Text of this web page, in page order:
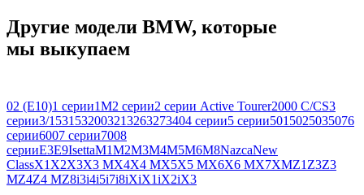
Другие модели BMW, которые
мы выкупаем
02 (E10)1 серии1M2 серии2 серии Active Tourer2000 C/CS3
серии3/1531532003213263273404 серии5 серии501 5025035076
серии6007 серии7008
серииE3E9IsettaM1M2M3M4M5M6M8NazcaNew
ClassX1 X2X3X3 MX4X4 MX5X5 MX6X6 MX7XMZ1 Z3Z3
MZ4Z4 MZ8i3i4i5i7i8iXiX1iX2iX3